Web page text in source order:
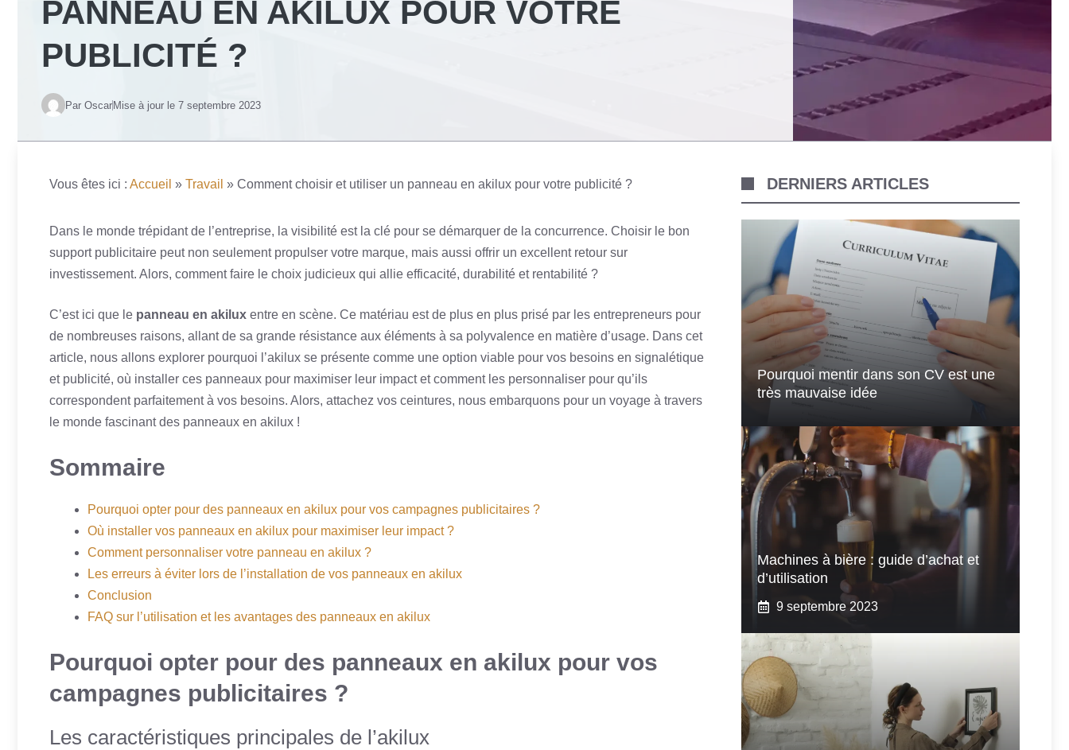
PANNEAU EN AKILUX POUR VOTRE
PUBLICITÉ ?
Par OscarMise à jour le 7 septembre 2023
Vous êtes ici : Accueil » Travail » Comment choisir et utiliser un panneau en akilux pour votre publicité ?
Dans le monde trépidant de l’entreprise, la visibilité est la clé pour se démarquer de la concurrence. Choisir le bon
support publicitaire peut non seulement propulser votre marque, mais aussi offrir un excellent retour sur
investissement. Alors, comment faire le choix judicieux qui allie efficacité, durabilité et rentabilité ?
C’est ici que le panneau en akilux entre en scène. Ce matériau est de plus en plus prisé par les entrepreneurs pour
de nombreuses raisons, allant de sa grande résistance aux éléments à sa polyvalence en matière d’usage. Dans cet
article, nous allons explorer pourquoi l’akilux se présente comme une option viable pour vos besoins en signalétique
et publicité, où installer ces panneaux pour maximiser leur impact et comment les personnaliser pour qu’ils
correspondent parfaitement à vos besoins. Alors, attachez vos ceintures, nous embarquons pour un voyage à travers
le monde fascinant des panneaux en akilux !
Sommaire
Pourquoi opter pour des panneaux en akilux pour vos campagnes publicitaires ?
Où installer vos panneaux en akilux pour maximiser leur impact ?
Comment personnaliser votre panneau en akilux ?
Les erreurs à éviter lors de l’installation de vos panneaux en akilux
Conclusion
FAQ sur l’utilisation et les avantages des panneaux en akilux
Pourquoi opter pour des panneaux en akilux pour vos
campagnes publicitaires ?
Les caractéristiques principales de l’akilux
DERNIERS ARTICLES
Pourquoi mentir dans son CV est une
très mauvaise idée
Machines à bière : guide d’achat et
d’utilisation
9 septembre 2023